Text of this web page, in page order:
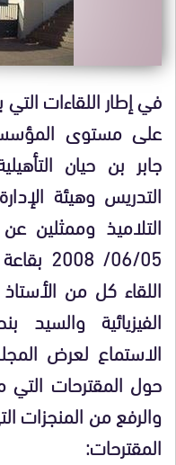
في إطار اللقاءات
على مستوى
جابر بن حيان
التدريس وهيئة
التلاميذ وممثلين
06/05/
اللقاء كل من
الفيزيائية
الاستماع لعرض
حول المقترحات
والرفع من المنجزات
المقترحات: